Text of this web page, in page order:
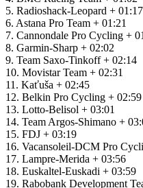
5. Radioshack-Leopard + 01:17
6. Astana Pro Team + 01:21
7. Cannondale Pro Cycling +
8. Garmin-Sharp + 02:02
9. Team Saxo-Tinkoff + 02:14
10. Movistar Team + 02:31
11. Kaťuša + 02:45
12. Belkin Pro Cycling + 02:59
13. Lotto-Belisol + 03:01
14. Team Argos-Shimano +
15. FDJ + 03:19
16. Vacansoleil-DCM Pro
17. Lampre-Merida + 03:56
18. Euskaltel-Euskadi + 03:59
19. Rabobank Development